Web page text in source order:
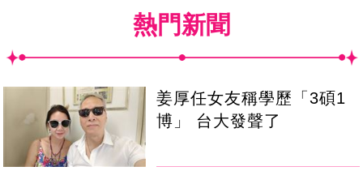
熱門新聞
姜厚任女友稱學歷「3碩1
博」 台大發聲了